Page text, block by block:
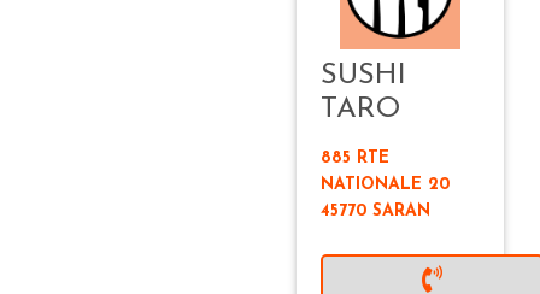
SUSHI
TARO
885 RTE
NATIONALE 20
45770 SARAN